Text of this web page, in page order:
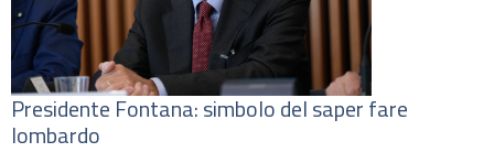
Presidente Fontana: simbolo del saper fare
lombardo